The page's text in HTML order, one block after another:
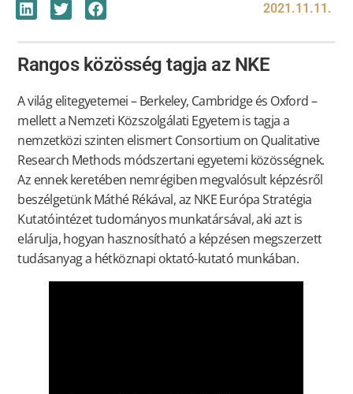
2021.11.11.
Rangos közösség tagja az NKE
A világ elitegyetemei – Berkeley, Cambridge és Oxford –
mellett a Nemzeti Közszolgálati Egyetem is tagja a
nemzetközi szinten elismert Consortium on Qualitative
Research Methods módszertani egyetemi közösségnek.
Az ennek keretében nemrégiben megvalósult képzésről
beszélgetünk Máthé Rékával, az NKE Európa Stratégia
Kutatóintézet tudományos munkatársával, aki azt is
elárulja, hogyan hasznosítható a képzésen megszerzett
tudásanyag a hétköznapi oktató-kutató munkában.